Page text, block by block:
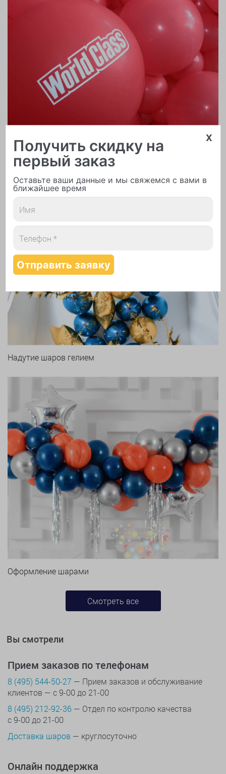
Печать логотипа
Арки и гирлянды из шаров
Надутие шаров гелием
Оформление шарами
Смотреть все
Вы смотрели
Прием заказов по телефонам
8 (495) 544-50-27 — Прием заказов и обслуживание
клиентов — с 9-00 до 21-00
8 (495) 212-92-36 — Отдел по контролю качества
с 9-00 до 21-00
Доставка шаров — круглосуточно
Онлайн поддержка
x
Получить скидку на
первый заказ
Оставьте ваши данные и мы свяжемся с вами в
ближайшее время